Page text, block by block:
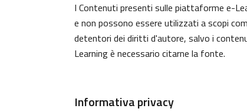
I Contenuti presenti sulle piattaforme e-
e non possono essere utilizzati a scopi
detentori dei diritti d'autore, salvo i
Learning è necessario citarne la fonte.
Informativa privacy